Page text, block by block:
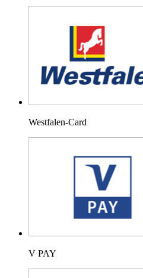
Westfalen-Card
V PAY